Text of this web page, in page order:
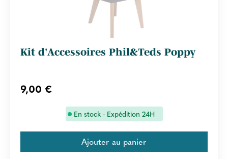
Kit d'Accessoires Phil&Teds Poppy
9,00 €
En stock - Expédition 24H